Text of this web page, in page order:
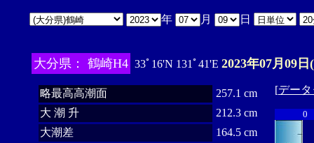
年 月 日
大分県： 鶴崎H4 33ﾟ16'N 131ﾟ41'E 2023年07月09日
略最高高潮面
257.1 cm
大 潮 升
212.3 cm
大潮差
164.5 cm
[デー
0